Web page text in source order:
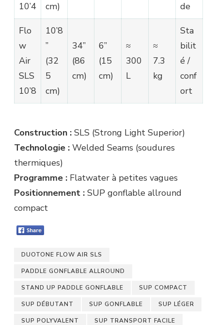
10’4
cm)
de
Flo
w
Air
SLS
10’8
10’8
’’
(32
5
cm)
34’’
(86
cm)
6’’
(15
cm)
≈
300
L
≈
7.3
kg
Sta
bilit
é /
conf
ort
Construction : SLS (Strong Light Superior)
Technologie : Welded Seams (soudures
thermiques)
Programme : Flatwater à petites vagues
Positionnement : SUP gonflable allround
compact
DUOTONE FLOW AIR SLS
PADDLE GONFLABLE ALLROUND
STAND UP PADDLE GONFLABLE SUP COMPACT
SUP DÉBUTANT SUP GONFLABLE SUP LÉGER
SUP POLYVALENT SUP TRANSPORT FACILE